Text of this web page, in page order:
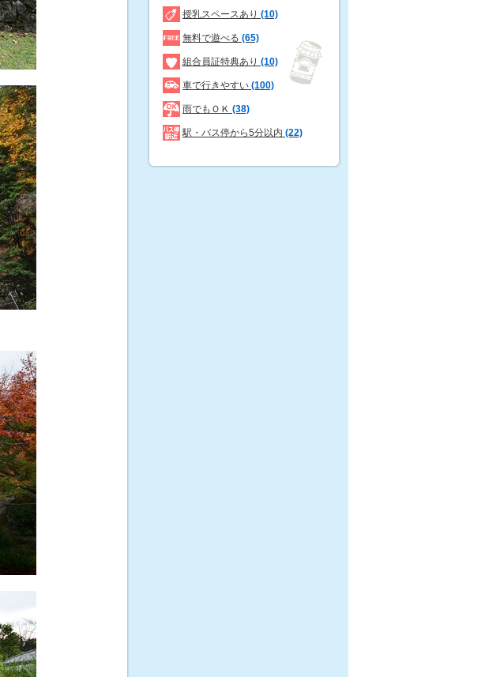
授乳スペースあり (10)
無料で遊べる (65)
組合員証特典あり (10)
車で行きやすい (100)
雨でもＯＫ (38)
駅・バス停から5分以内 (22)